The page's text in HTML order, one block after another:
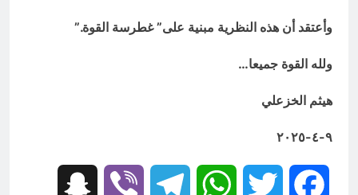
وأعتقد أن هذه النظرية مبنية على” غطرسة القوة.”
ولله القوة جميعا…
هيثم الخزعلي
٩-٤-٢٠٢٥
Facebook
Twitter
WhatsApp
Telegram
Viber